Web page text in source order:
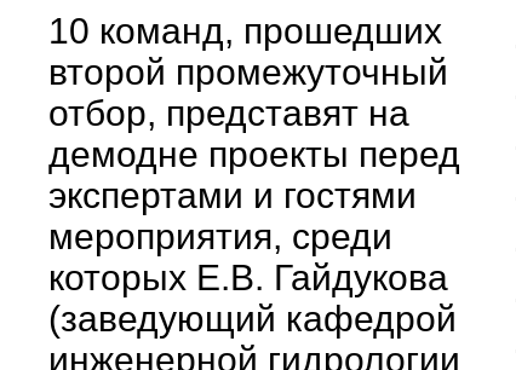
10 команд, прошедших
второй промежуточный
отбор, представят на
демодне проекты перед
экспертами и гостями
мероприятия, среди
которых Е.В. Гайдукова
(заведующий кафедрой
инженерной гидрологии